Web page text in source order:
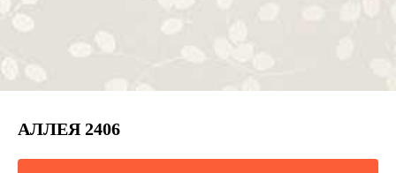
АЛЛЕЯ 2406